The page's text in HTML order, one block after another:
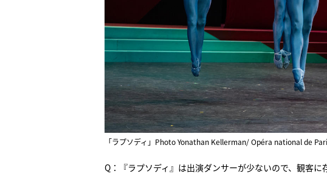
「ラプソディ」Photo Yonathan Kellerman/ Opéra national de
Q：『ラプソディ』は出演ダンサーが少ないので、観客に